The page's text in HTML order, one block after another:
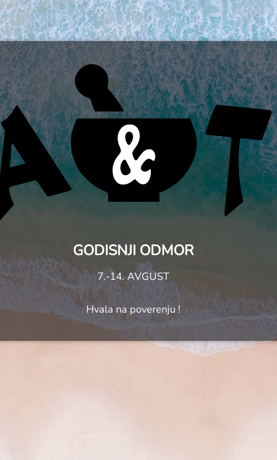
GODISNJI ODMOR
7.-14. AVGUST
Hvala na poverenju !